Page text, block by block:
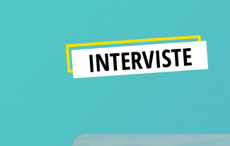
INTERVISTE